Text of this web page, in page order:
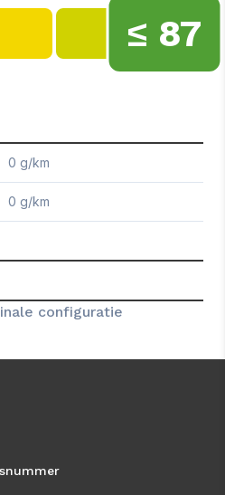
≤ 87
0 g/km
0 g/km
configuratie